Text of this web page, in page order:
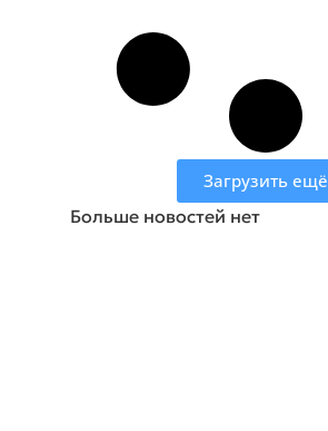
Загрузить ещё
Больше новостей нет